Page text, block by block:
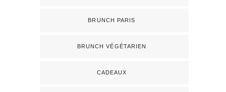
BRUNCH PARIS
BRUNCH VÉGÉTARIEN
CADEAUX